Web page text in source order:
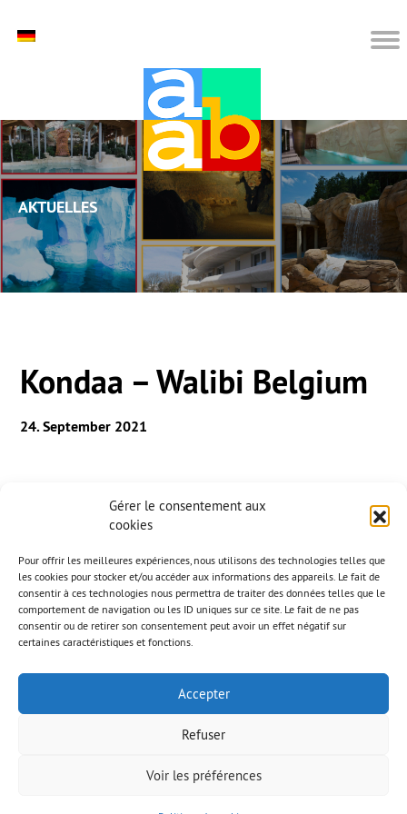
Gérer le consentement aux
cookies
Pour offrir les meilleures expériences, nous utilisons des technologies telles que
les cookies pour stocker et/ou accéder aux informations des appareils. Le fait de
consentir à ces technologies nous permettra de traiter des données telles que le
comportement de navigation ou les ID uniques sur ce site. Le fait de ne pas
consentir ou de retirer son consentement peut avoir un effet négatif sur
certaines caractéristiques et fonctions.
Accepter
Refuser
Voir les préférences
Aktuelles
Kondaa – Walibi Belgium
24. September 2021
AAB realized the themed decor of the new attraction
„Kondaa“, the highest and fastest roller coaster in the
Design & development
Carved concrete decorations
Wooden decorations
Resin decoration
Props (Lianas, Printed canvas, Rope, Handrail…)
Scenic painting
© AAB 2023 Rechtliche Hinweise